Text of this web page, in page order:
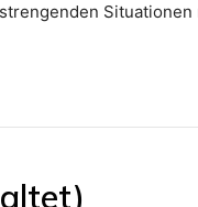
Situationen